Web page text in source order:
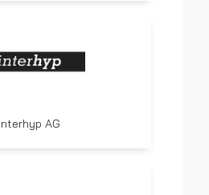
Interhyp AG